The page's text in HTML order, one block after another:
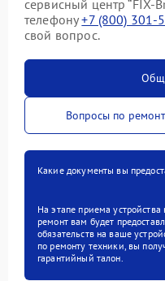
сервисный центр “FIX-
телефону+7 (800) 301-
свой вопрос.
Вопросы по
Какие документы вы
На этапе приема
ремонт вам будет
обязательств на ваше
по ремонту техники, вы
гарантийный талон.